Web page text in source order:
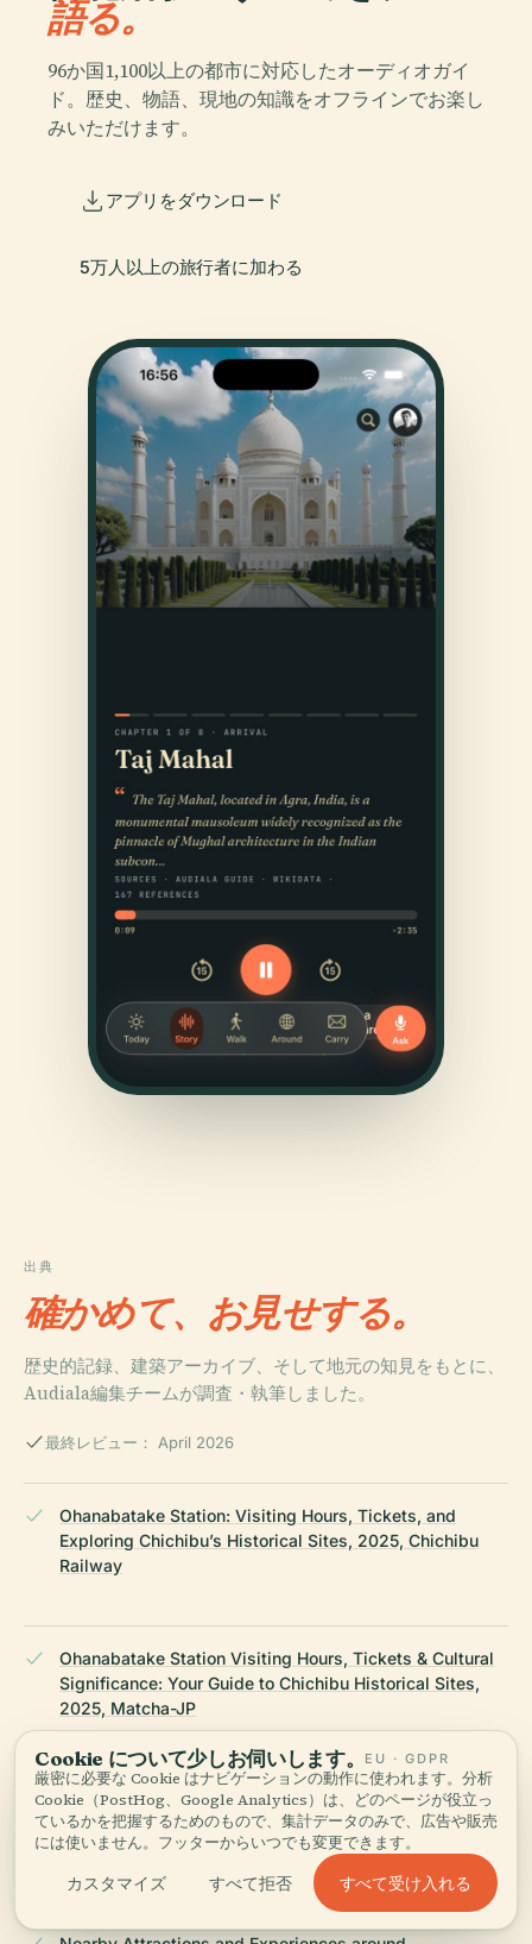
語る。
96か国1,100以上の都市に対応したオーディオガイ
ド。歴史、物語、現地の知識をオフラインでお楽し
みいただけます。
アプリをダウンロード
5万人以上の旅行者に加わる
出典
確かめて、お見せする。
歴史的記録、建築アーカイブ、そして地元の知見をもとに、
Audiala編集チームが調査・執筆しました。
最終レビュー： April 2026
Ohanabatake Station: Visiting Hours, Tickets, and
Exploring Chichibu’s Historical Sites, 2025, Chichibu
Railway
Ohanabatake Station Visiting Hours, Tickets & Cultural
Significance: Your Guide to Chichibu Historical Sites,
2025, Matcha-JP
Ohanabatake Station Guide: Visiting Hours, Tickets, and
Historical Highlights in Chichibu, 2025, Japan
Experience & Japan Guide
Cookie について少しお伺いします。 EU · GDPR
厳密に必要な Cookie はナビゲーションの動作に使われます。分析
Cookie（PostHog、Google Analytics）は、どのページが役立っ
ているかを把握するためのもので、集計データのみで、広告や販売
には使いません。フッターからいつでも変更できます。
カスタマイズ すべて拒否 すべて受け入れる